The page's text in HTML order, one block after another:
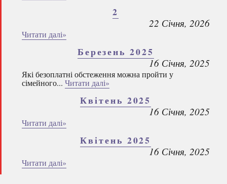
2
22 Січня, 2026
Читати далі»
Березень 2025
16 Січня, 2025
Які безоплатні обстеження можна пройти у
сімейного... Читати далі»
Квітень 2025
16 Січня, 2025
Читати далі»
Квітень 2025
16 Січня, 2025
Читати далі»